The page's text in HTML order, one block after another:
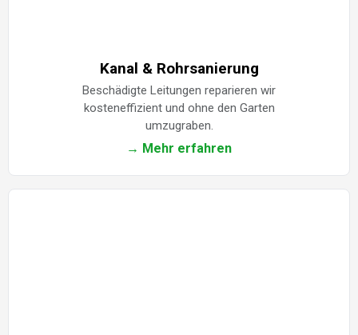
Kanal & Rohrsanierung
Beschädigte Leitungen reparieren wir
kosteneffizient und ohne den Garten
umzugraben.
→ Mehr erfahren